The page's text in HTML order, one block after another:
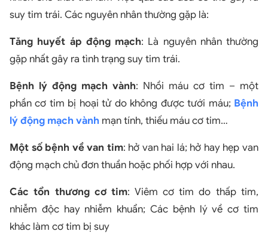
suy tim trái. Các nguyên nhân thường gặp là:
Tăng huyết áp động mạch: Là nguyên nhân thường
gặp nhất gây ra tình trạng suy tim trái.
Bệnh lý động mạch vành: Nhồi máu cơ tim – một
phần cơ tim bị hoại tử do không được tưới máu; Bệnh
lý động mạch vành mạn tính, thiếu máu cơ tim…
Một số bệnh về van tim: hở van hai lá; hở hay hẹp van
động mạch chủ đơn thuần hoặc phối hợp với nhau.
Các tổn thương cơ tim: Viêm cơ tim do thấp tim,
nhiễm độc hay nhiễm khuẩn; Các bệnh lý về cơ tim
khác làm cơ tim bị suy